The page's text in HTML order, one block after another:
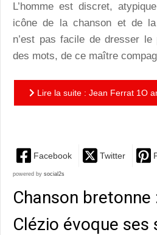
L’homme est discret,
icône de la chanson et de la
n’est pas facile de dresser
des mots, de ce maître
Lire la suite : Jean Ferrat 1O
Facebook Twitter
powered by social2s
Chanson bretonne
Clézio évoque ses